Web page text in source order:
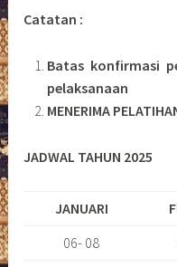
Catatan :
Batas konfirmasi
pelaksanaan
MENERIMA
JADWAL TAHUN 2025
JANUARI
06- 08